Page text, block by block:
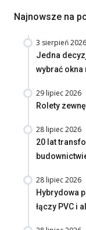
Najnowsze na
3 sierpień 2026
Jedna
wybrać okna
29 lipiec 2026
Rolety
28 lipiec 2026
20 lat
28 lipiec 2026
Hybrydowa
łączy PVC i